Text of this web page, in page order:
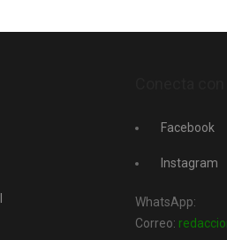
Facebook
Instagram
WhatsApp:
Correo: